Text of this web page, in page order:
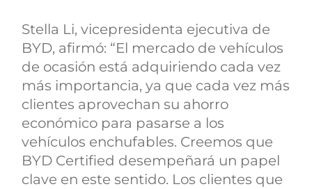
Stella Li, vicepresidenta ejecutiva de
BYD, afirmó: “El mercado de vehículos
de ocasión está adquiriendo cada vez
más importancia, ya que cada vez más
clientes aprovechan su ahorro
económico para pasarse a los
vehículos enchufables. Creemos que
BYD Certified desempeñará un papel
clave en este sentido. Los clientes que